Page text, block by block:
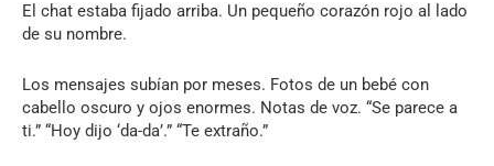
El chat estaba fijado arriba. Un pequeño corazón rojo al lado
de su nombre.
Los mensajes subían por meses. Fotos de un bebé con
cabello oscuro y ojos enormes. Notas de voz. “Se parece a
ti.” “Hoy dijo ‘da-da’.” “Te extraño.”